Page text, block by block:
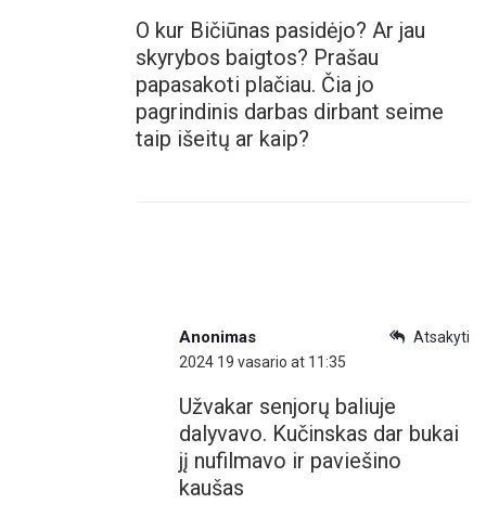
O kur Bičiūnas pasidėjo? Ar jau
skyrybos baigtos? Prašau
papasakoti plačiau. Čia jo
pagrindinis darbas dirbant seime
taip išeitų ar kaip?
Atsakyti
Anonimas
2024 19 vasario at 11:35
Užvakar senjorų baliuje
dalyvavo. Kučinskas dar bukai
jį nufilmavo ir paviešino
kaušas